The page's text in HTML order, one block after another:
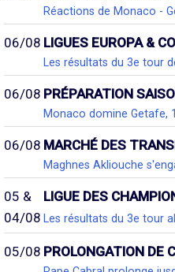
Réactions de Monaco -
06/08 LIGUES EUROPA &
Les résultats du 3e tour
06/08 PRÉPARATION
Monaco domine Getafe,
06/08 MARCHÉ DES
Maghnes Akliouche
05 &
04/08
LIGUE DES
Les résultats du 3e tour
05/08 PROLONGATION DE